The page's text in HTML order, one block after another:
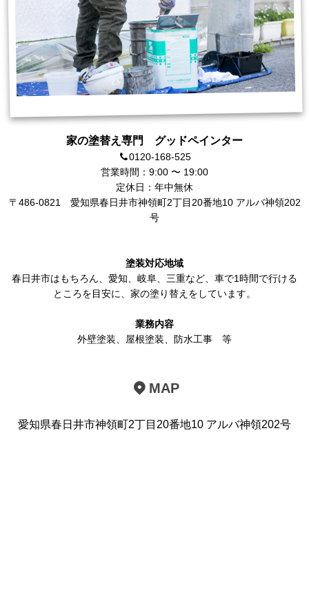
家の塗替え専門 グッドペインター
0120-168-525
営業時間：9:00 〜 19:00
定休日：年中無休
〒486-0821 愛知県春日井市神領町2丁目20番地10 アルバ神領202
号
塗装対応地域
春日井市はもちろん、 愛知 、岐阜、三重など、車で1時間で行ける
ところを目安に、家の塗り替えをしています。
業務内容
外壁塗装
屋根塗装 防水工事 等
MAP
愛知県春日井市神領町2丁目20番地10 アルバ神領202号